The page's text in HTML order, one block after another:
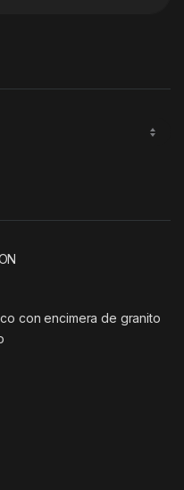
con encimera de granito